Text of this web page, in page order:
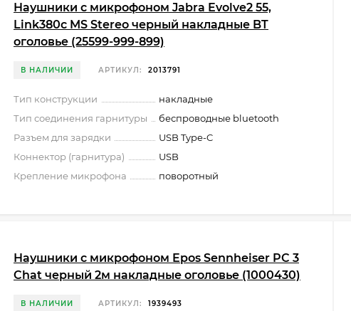
Наушники с микрофоном Jabra Evolve2 55,
Link380c MS Stereo черный накладные BT
оголовье (25599-999-899)
В НАЛИЧИИ АРТИКУЛ: 2013791
Тип конструкции
накладные
Тип соединения гарнитуры
беспроводные bluetooth
Разъем для зарядки
USB Type-C
Коннектор (гарнитура)
USB
Крепление микрофона
поворотный
Наушники с микрофоном Epos Sennheiser PC 3
Chat черный 2м накладные оголовье (1000430)
В НАЛИЧИИ АРТИКУЛ: 1939493